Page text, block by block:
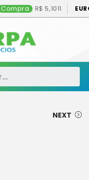
Compra 5,1011
NEXT